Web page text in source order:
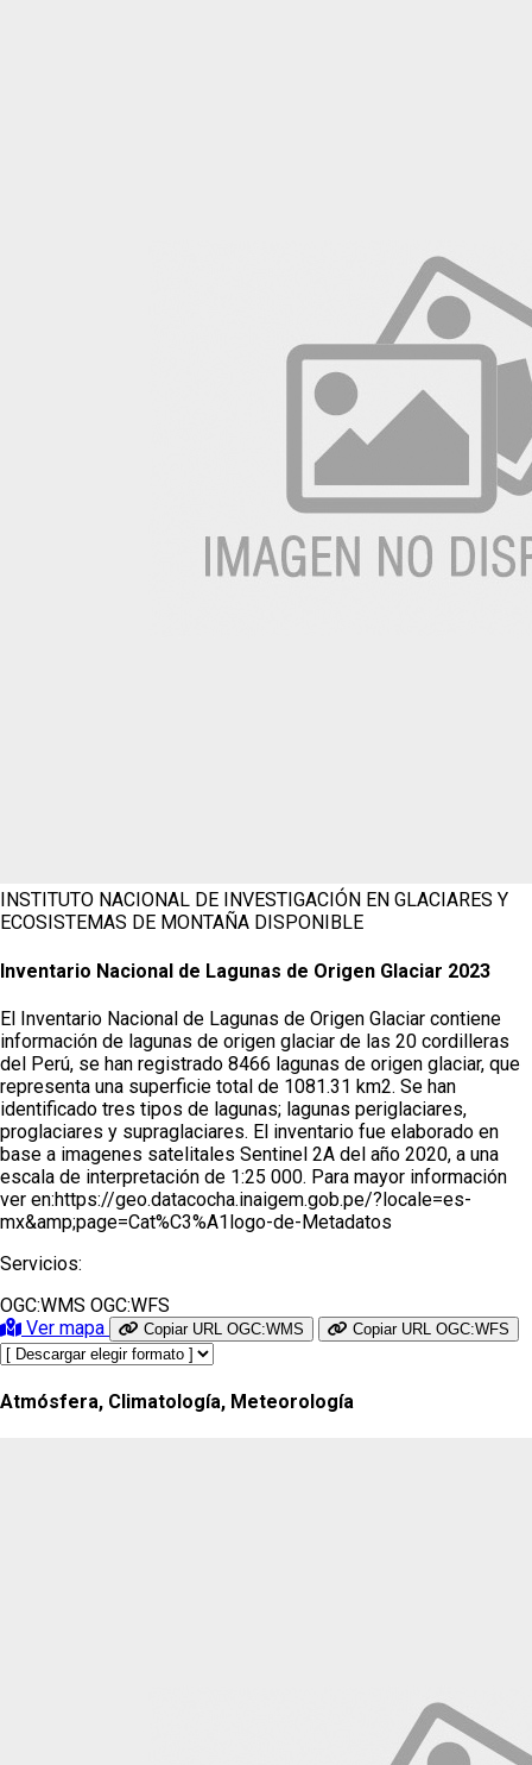
INSTITUTO NACIONAL DE INVESTIGACIÓN EN GLACIARES Y
ECOSISTEMAS DE MONTAÑA DISPONIBLE
Inventario Nacional de Lagunas de Origen Glaciar 2023
El Inventario Nacional de Lagunas de Origen Glaciar contiene
información de lagunas de origen glaciar de las 20 cordilleras
del Perú, se han registrado 8466 lagunas de origen glaciar, que
representa una superficie total de 1081.31 km2. Se han
identificado tres tipos de lagunas; lagunas periglaciares,
proglaciares y supraglaciares. El inventario fue elaborado en
base a imagenes satelitales Sentinel 2A del año 2020, a una
escala de interpretación de 1:25 000. Para mayor información
ver en:https://geo.datacocha.inaigem.gob.pe/?locale=es-
mx&amp;page=Cat%C3%A1logo-de-Metadatos
Servicios:
OGC:WMS OGC:WFS
Ver mapa
Copiar URL OGC:WMS Copiar URL OGC:WFS
Atmósfera, Climatología, Meteorología